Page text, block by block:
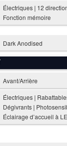
Électriques | 12
Fonction mémoire
Dark Anodised
Avant/Arrière
Électriques |
Dégivrants |
Éclairage d’accueil à